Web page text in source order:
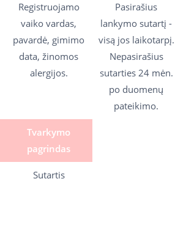
Registruojamo
vaiko vardas,
pavardė, gimimo
data, žinomos
alergijos.
Pasirašius
lankymo sutartį -
visą jos laikotarpį.
Nepasirašius
sutarties 24 mėn.
po duomenų
pateikimo.
Tvarkymo
pagrindas
Sutartis